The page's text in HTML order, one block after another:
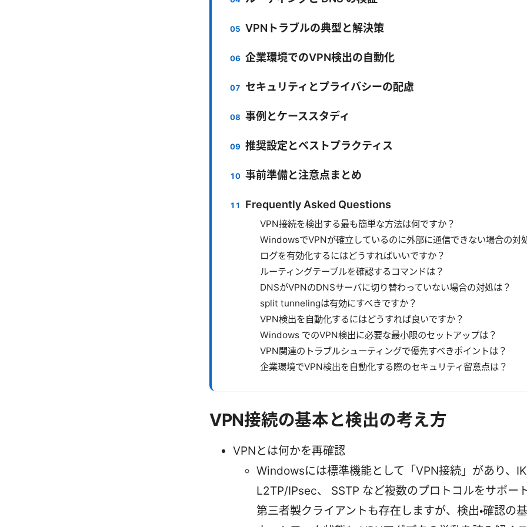
VPNトラブルの典型と解決策
企業環境でのVPN検出の自動化
セキュリティとプライバシーの配慮
事例とケーススタディ
推奨設定とベストプラクティス
事前準備と注意点まとめ
Frequently Asked Questions
VPN接続を検出する最も簡単な方法は何ですか？
WindowsでVPNが確立しているのに外部に通信できない場合の対
ログを有効化するにはどうすればいいですか？
ルーティングテーブルを確認するコマンドは？
DNSがVPNのDNSサーバに切り替わっていない場合の対処は？
split tunnelingは有効にすべきですか？
VPN検出を自動化するにはどうすれば良いですか？
Windows でのVPN検出に必要な最小限のセットアップは？
VPN関連のトラブルシューティングで優先すべきポイントは？
企業環境でVPN検出を自動化する際のセキュリティ留意点は？
VPN接続の基本と検出の考え方
VPNとは何かを再確認
Windowsには標準機能として「VPN接続」があり、
L2TP/IPsec、 SSTP など複数のプロトコルをサポー
第三者製クライアントも存在しますが、検出・確認の